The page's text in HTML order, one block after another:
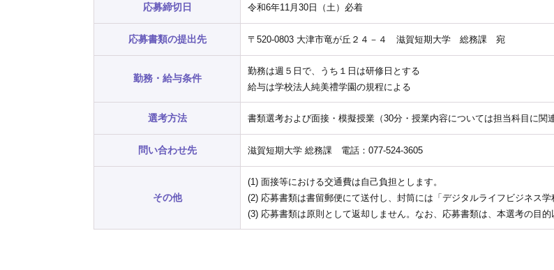
応募締切日 令和6年11月30日（土）必着
応募書類の提出先 〒520-0803 大津市竜が丘２４－４ 滋賀短期大学 総務課 宛
勤務・給与条件
勤務は週５日で、うち１日は研修日とする
給与は学校法人純美禮学園の規程による
選考方法 書類選考および面接・模擬授業（30分・授業内容については担当科目に関
問い合わせ先 滋賀短期大学 総務課 電話：077-524-3605
その他
(1) 面接等における交通費は自己負担とします。
(2) 応募書類は書留郵便にて送付し、封筒には「デジタルライフビジネス
(3) 応募書類は原則として返却しません。なお、応募書類は、本選考の目的